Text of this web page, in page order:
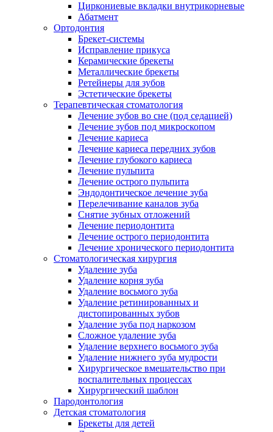
Циркониевые вкладки внутрикорневые
Абатмент
Ортодонтия
Брекет-системы
Исправление прикуса
Керамические брекеты
Металлические брекеты
Ретейнеры для зубов
Эстетические брекеты
Терапевтическая стоматология
Лечение зубов во сне (под седацией)
Лечение зубов под микроскопом
Лечение кариеса
Лечение кариеса передних зубов
Лечение глубокого кариеса
Лечение пульпита
Лечение острого пульпита
Эндодонтическое лечение зуба
Перелечивание каналов зуба
Снятие зубных отложений
Лечение периодонтита
Лечение острого периодонтита
Лечение хронического периодонтита
Стоматологическая хирургия
Удаление зуба
Удаление корня зуба
Удаление восьмого зуба
Удаление ретинированных и
дистопированных зубов
Удаление зуба под наркозом
Сложное удаление зуба
Удаление верхнего восьмого зуба
Удаление нижнего зуба мудрости
Хирургическое вмешательство при
воспалительных процессах
Хирургический шаблон
Пародонтология
Детская стоматология
Брекеты для детей